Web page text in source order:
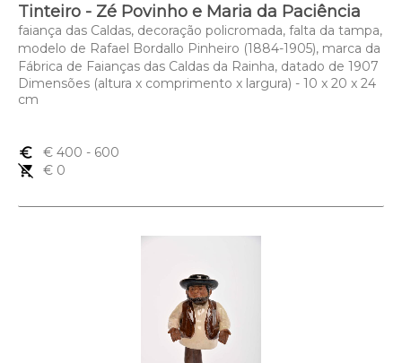
Tinteiro - Zé Povinho e Maria da Paciência
faiança das Caldas, decoração policromada, falta da tampa,
modelo de Rafael Bordallo Pinheiro (1884-1905), marca da
Fábrica de Faianças das Caldas da Rainha, datado de 1907
Dimensões (altura x comprimento x largura) - 10 x 20 x 24
cm
euro_symbol € 400 - 600
remove_shopping_cart
€ 0